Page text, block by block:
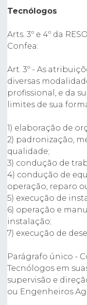
Tecnólogos
Arts. 3º e 4º da
Confea:
Art. 3º - As
diversas
profissional, e da
limites de sua
1) elaboração de
2) padronização,
qualidade;
3) condução de
4) condução de
operação, reparo
5) execução de
6) operação e
instalação;
7) execução de
Parágrafo único -
Tecnólogos em
supervisão e
ou Engenheiros